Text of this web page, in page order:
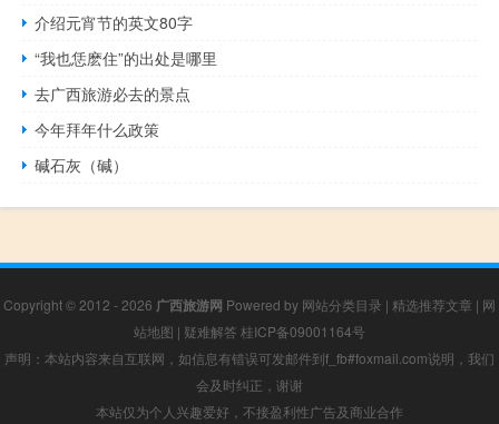
介绍元宵节的英文80字
“我也恁麽住”的出处是哪里
去广西旅游必去的景点
今年拜年什么政策
碱石灰（碱）
Copyright © 2012 - 2026 广西旅游网 Powered by 网站分类目录 | 精选推荐文章 | 网
站地图 | 疑难解答 桂ICP备09001164号
声明：本站内容来自互联网，如信息有错误可发邮件到f_fb#foxmail.com说明，我们
会及时纠正，谢谢
本站仅为个人兴趣爱好，不接盈利性广告及商业合作